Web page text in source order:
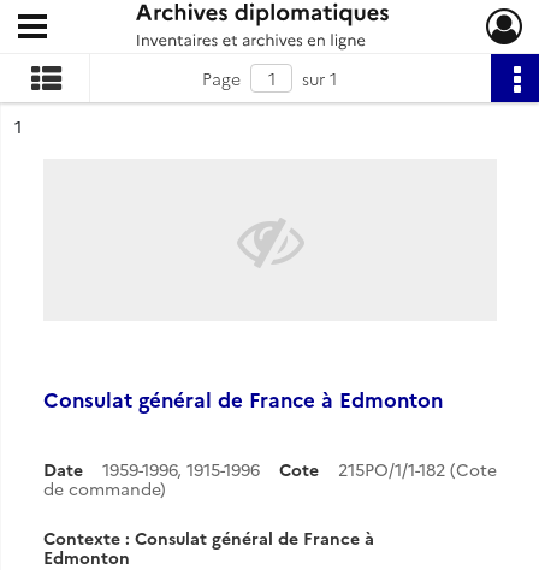
Archives diplomatiques
Ouvrir le menu déroulant
Page
sur 1
n°
1
Consulat général de France à Edmonton
Date 1959-1996, 1915-1996 Cote
215PO/1/1-182 (Cote
de commande)
Contexte : Consulat général de France à
Edmonton